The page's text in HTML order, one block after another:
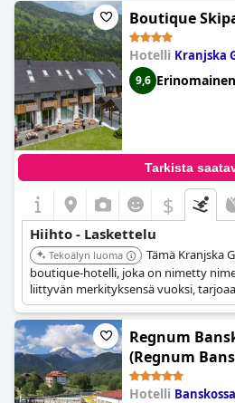
Boutique
Hotelli Kranjska
9,6 Erinomainen
Tarkista
$
Hiihto - Laskettelu
Tekoälyn luoma
Tämä Kranjska
boutique-hotelli, joka on nimetty
liittyvän merkityksensä vuoksi,
paikalliseen hiihtokeskukseen ja
suunniteltu vieraille, jotka
Regnum
(Regnum
Resort)
Hotelli Banskossa